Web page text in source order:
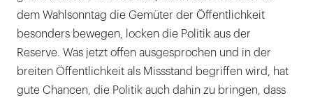
dem Wahlsonntag die Gemüter der Öffentlichkeit
besonders bewegen, locken die Politik aus der
Reserve. Was jetzt offen ausgesprochen und in der
breiten Öffentlichkeit als Missstand begriffen wird, hat
gute Chancen, die Politik auch dahin zu bringen, dass